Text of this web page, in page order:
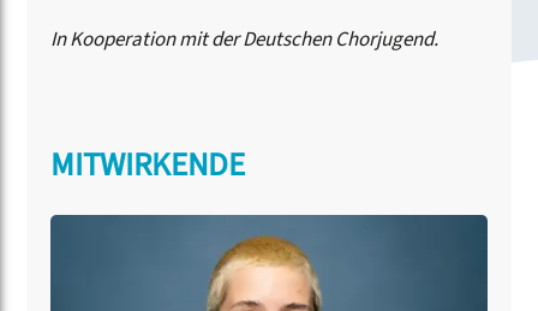
In Kooperation mit der Deutschen Chorjugend.
MITWIRKENDE